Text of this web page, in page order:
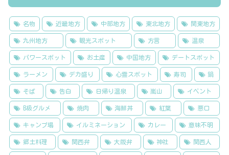
名物 近畿地方 中部地方 東北地方 関東地方
九州地方 観光スポット 方言 温泉
パワースポット お土産 中国地方 デートスポット
ラーメン デカ盛り 心霊スポット 寿司 鍋
そば 告白 日帰り温泉 嵐山 イベント
B級グルメ 焼肉 海鮮丼 紅葉 悪口
キャンプ場 イルミネーション カレー 意味不明
郷土料理 関西弁 大阪弁 神社 関西人